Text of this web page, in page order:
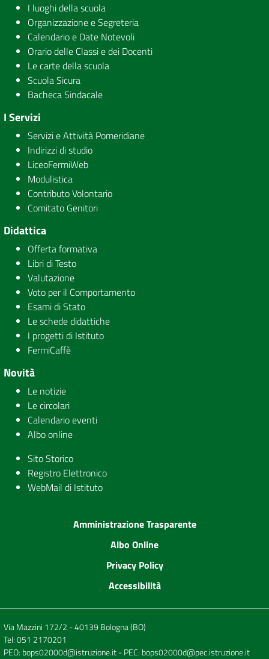
I luoghi della scuola
Organizzazione e Segreteria
Calendario e Date Notevoli
Orario delle Classi e dei Docenti
Le carte della scuola
Scuola Sicura
Bacheca Sindacale
I Servizi
Servizi e Attività Pomeridiane
Indirizzi di studio
LiceoFermiWeb
Modulistica
Contributo Volontario
Comitato Genitori
Didattica
Offerta formativa
Libri di Testo
Valutazione
Voto per il Comportamento
Esami di Stato
Le schede didattiche
I progetti di Istituto
FermiCaffè
Novità
Le notizie
Le circolari
Calendario eventi
Albo online
Sito Storico
Registro Elettronico
WebMail di Istituto
Amministrazione Trasparente
Albo Online
Privacy Policy
Accessibilità
Via Mazzini 172/2 - 40139 Bologna (BO)
Tel:051 2170201
PEO: bops02000d@istruzione.it- PEC: bops02000d@pec.istruzione.it